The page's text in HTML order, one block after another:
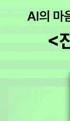
람의 DNA의 경우
것은 10cm에 이른
들어갈 수 있을까요
처음 만나 보았어요
성에 어떻게 영향을
구가 이루어지며 흥
쌍둥이가 태어나는
에 대해서도 그림을
몸의 모든 곳에 두
DNA!!!!단백질을
NA 폴리메라아제
가닥으로 존재 하지
배열 ( 전체 유전 정
의 염기로 이루어
이라네요.어떤 일을